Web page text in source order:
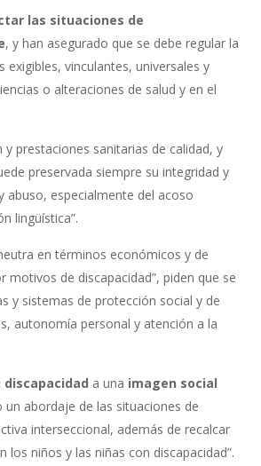
las situaciones de
, y han asegurado que se debe regular la
vinculantes, universales y
o alteraciones de salud y en el
prestaciones sanitarias de calidad, y
preservada siempre su integridad y
especialmente del acoso
lingüística”.
en términos económicos y de
de discapacidad”, piden que se
y sistemas de protección social y de
autonomía personal y atención a la
a una imagen social
abordaje de las situaciones de
interseccional, además de recalcar
niños y las niñas con discapacidad”.